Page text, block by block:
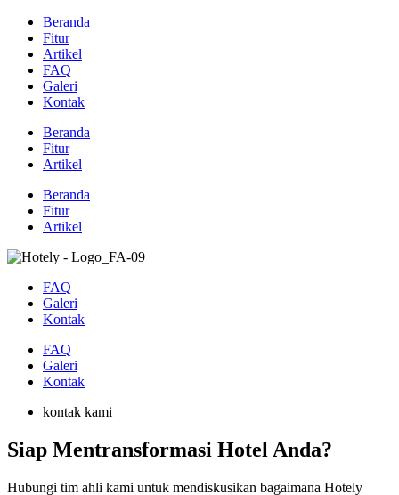
Beranda
Fitur
Artikel
FAQ
Galeri
Kontak
Beranda
Fitur
Artikel
Beranda
Fitur
Artikel
FAQ
Galeri
Kontak
FAQ
Galeri
Kontak
kontak kami
Siap Mentransformasi Hotel Anda?
Hubungi tim ahli kami untuk mendiskusikan bagaimana Hotely